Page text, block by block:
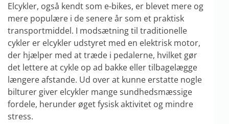
Elcykler, også kendt som e-bikes, er blevet mere og
mere populære i de senere år som et praktisk
transportmiddel. I modsætning til traditionelle
cykler er elcykler udstyret med en elektrisk motor,
der hjælper med at træde i pedalerne, hvilket gør
det lettere at cykle op ad bakke eller tilbagelægge
længere afstande. Ud over at kunne erstatte nogle
bilturer giver elcykler mange sundhedsmæssige
fordele, herunder øget fysisk aktivitet og mindre
stress.